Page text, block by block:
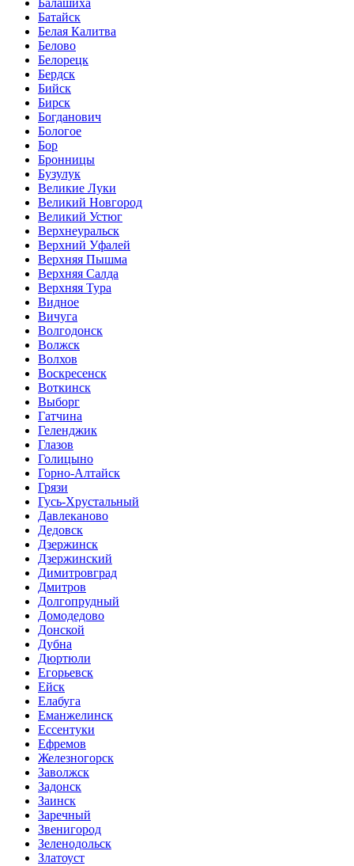
Батайск
Белая Калитва
Белово
Белорецк
Бердск
Бийск
Бирск
Богданович
Бологое
Бор
Бронницы
Бузулук
Великие Луки
Великий Новгород
Великий Устюг
Верхнеуральск
Верхний Уфалей
Верхняя Пышма
Верхняя Салда
Верхняя Тура
Видное
Вичуга
Волгодонск
Волжск
Волхов
Воскресенск
Воткинск
Выборг
Гатчина
Геленджик
Глазов
Голицыно
Горно-Алтайск
Грязи
Гусь-Хрустальный
Давлеканово
Дедовск
Дзержинск
Дзержинский
Димитровград
Дмитров
Долгопрудный
Домодедово
Донской
Дубна
Дюртюли
Егорьевск
Ейск
Елабуга
Еманжелинск
Ессентуки
Ефремов
Железногорск
Заволжск
Задонск
Заинск
Заречный
Звенигород
Зеленодольск
Златоуст